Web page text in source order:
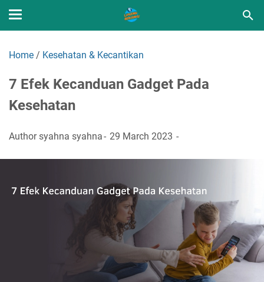
Home / Kesehatan & Kecantikan
7 Efek Kecanduan Gadget Pada
Kesehatan
Authorsyahna syahna 29 March 2023